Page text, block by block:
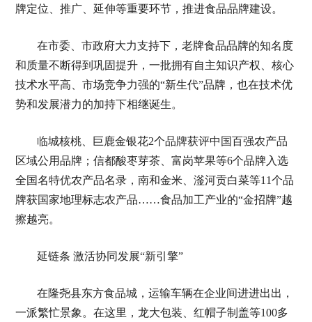
牌定位、推广、延伸等重要环节，推进食品品牌建设。
在市委、市政府大力支持下，老牌食品品牌的知名度
和质量不断得到巩固提升，一批拥有自主知识产权、核心
技术水平高、市场竞争力强的“新生代”品牌，也在技术优
势和发展潜力的加持下相继诞生。
临城核桃、巨鹿金银花2个品牌获评中国百强农产品
区域公用品牌；信都酸枣芽茶、富岗苹果等6个品牌入选
全国名特优农产品名录，南和金米、滏河贡白菜等11个品
牌获国家地理标志农产品……食品加工产业的“金招牌”越
擦越亮。
延链条 激活协同发展“新引擎”
在隆尧县东方食品城，运输车辆在企业间进进出出，
一派繁忙景象。在这里，龙大包装、红帽子制盖等100多